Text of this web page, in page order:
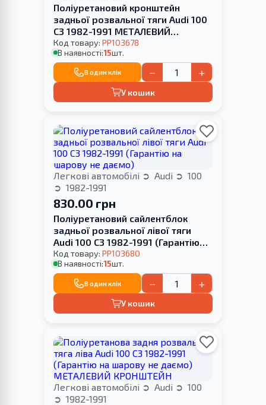
Поліуретановий кронштейн
задньої розвальної тяги Audi 100
С3 1982-1991 МЕТАЛЕВИЙ
КРОНШТЕЙН
Код товару: PP103678
В наявності:15шт.
В один клік − +
У кошик
Легкові автомобілі Audi
100
1982-1991
830.00 грн
Поліуретановий сайлентблок
задньої розвальної лівої тяги
Audi 100 С3 1982-1991 (Гарантію
на шарову не даємо)
Код товару: PP103680
В наявності:15шт.
В один клік − +
У кошик
Легкові автомобілі Audi
100
1982-1991